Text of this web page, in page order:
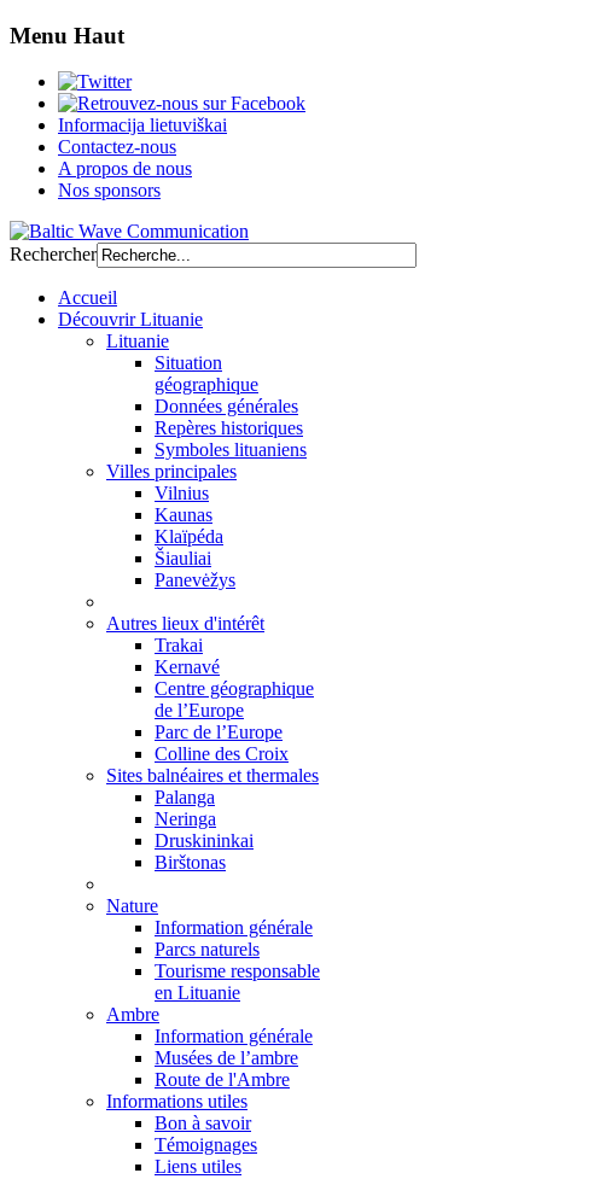
Menu Haut
Informacija lietuviškai
Contactez-nous
A propos de nous
Nos sponsors
Rechercher
Accueil
Découvrir Lituanie
Lituanie
Situation
géographique
Données générales
Repères historiques
Symboles lituaniens
Villes principales
Vilnius
Kaunas
Klaïpéda
Šiauliai
Panevėžys
Autres lieux d'intérêt
Trakai
Kernavé
Centre géographique
de l’Europe
Parc de l’Europe
Colline des Croix
Sites balnéaires et thermales
Palanga
Neringa
Druskininkai
Birštonas
Nature
Information générale
Parcs naturels
Tourisme responsable
en Lituanie
Ambre
Information générale
Musées de l’ambre
Route de l'Ambre
Informations utiles
Bon à savoir
Témoignages
Liens utiles